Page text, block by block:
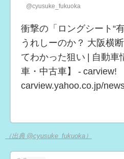
@cyusuke_fukuoka
衝撃の「ロングシート“
うれしーのか？ 大阪横
てわかった狙い | 自動車
車・中古車】 - carview!
carview.yahoo.co.jp/
（出典 @cyusuke_fukuoka）